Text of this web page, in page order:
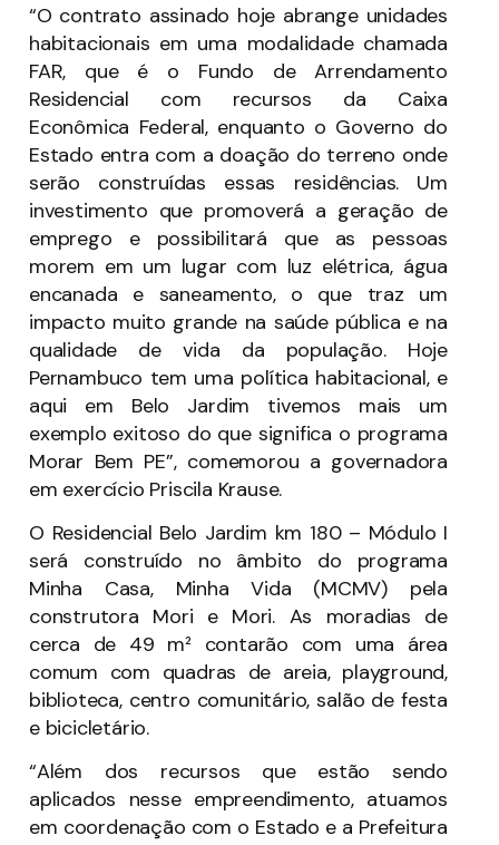
“O contrato assinado hoje abrange unidades
habitacionais em uma modalidade chamada
FAR, que é o Fundo de Arrendamento
Residencial com recursos da Caixa
Econômica Federal, enquanto o Governo do
Estado entra com a doação do terreno onde
serão construídas essas residências. Um
investimento que promoverá a geração de
emprego e possibilitará que as pessoas
morem em um lugar com luz elétrica, água
encanada e saneamento, o que traz um
impacto muito grande na saúde pública e na
qualidade de vida da população. Hoje
Pernambuco tem uma política habitacional, e
aqui em Belo Jardim tivemos mais um
exemplo exitoso do que significa o programa
Morar Bem PE”, comemorou a governadora
em exercício Priscila Krause.
O Residencial Belo Jardim km 180 – Módulo I
será construído no âmbito do programa
Minha Casa, Minha Vida (MCMV) pela
construtora Mori e Mori. As moradias de
cerca de 49 m² contarão com uma área
comum com quadras de areia, playground,
biblioteca, centro comunitário, salão de festa
e bicicletário.
“Além dos recursos que estão sendo
aplicados nesse empreendimento, atuamos
em coordenação com o Estado e a Prefeitura